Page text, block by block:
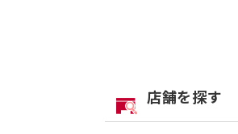
店舗を探す